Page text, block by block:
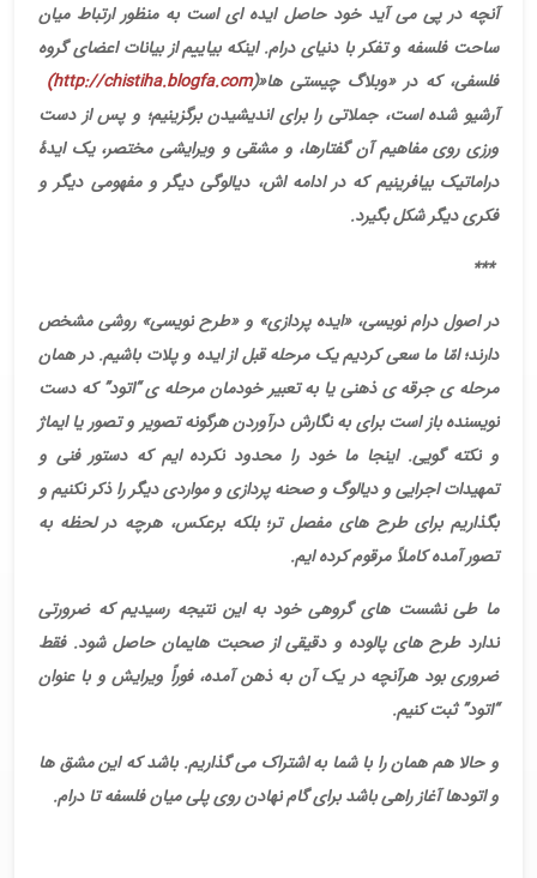
آنچه در پی می آید خود حاصل ایده ای است به منظور ارتباط میان
ساحت فلسفه و تفکر با دنیای درام. اینکه بیاییم از بیانات اعضای گروه
فلسفی، که در «وبلاگ چیستی ها»
(http://chistiha.blogfa.com)
آرشیو شده است، جملاتی را برای اندیشیدن برگزینیم؛ و پس از دست
ورزی روی مفاهیم آن گفتارها، و مشقی و ویرایشی مختصر، یک ایدۀ
دراماتیک بیافرینیم که در ادامه اش، دیالوگی دیگر و مفهومی دیگر و
فکری دیگر شکل بگیرد.
***
در اصول درام نویسی، «ایده پردازی» و «طرح نویسی» روشی مشخص
دارند؛ امّا ما سعی کردیم یک مرحله قبل از ایده و پلات باشیم. در همان
مرحله ی جرقه ی ذهنی یا به تعبیر خودمان مرحله ی “اتود” که دست
نویسنده باز است برای به نگارش درآوردن هرگونه تصویر و تصور یا ایماژ
و نکته گویی. اینجا ما خود را محدود نکرده ایم که دستور فنی و
تمهیدات اجرایی و دیالوگ و صحنه پردازی و مواردی دیگر را ذکر نکنیم و
بگذاریم برای طرح های مفصل تر؛ بلکه برعکس، هرچه در لحظه به
تصور آمده کاملاً مرقوم کرده ایم.
ما طی نشست های گروهی خود به این نتیجه رسیدیم که ضرورتی
ندارد طرح های پالوده و دقیقی از صحبت هایمان حاصل شود. فقط
ضروری بود هرآنچه در یک آن به ذهن آمده، فوراً ویرایش و با عنوان
“اتود” ثبت کنیم.
و حالا هم همان را با شما به اشتراک می گذاریم. باشد که این مشق ها
و اتودها آغاز راهی باشد برای گام نهادن روی پلی میان فلسفه تا درام.